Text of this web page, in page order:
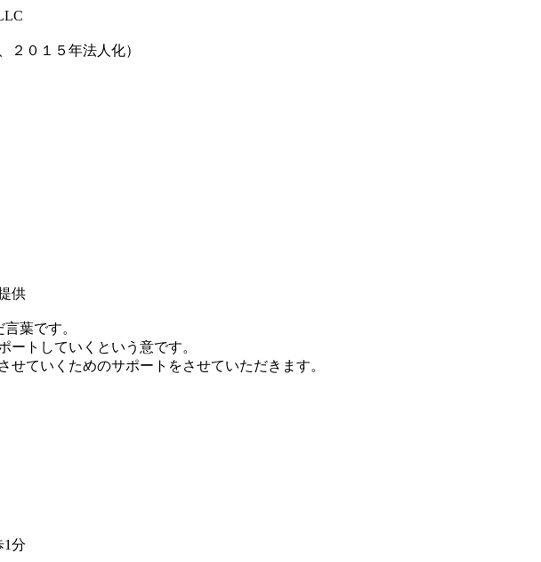
２０１５年法人化）
供
葉です。
ートしていくという意です。
ていくためのサポートをさせていただきます。
1分